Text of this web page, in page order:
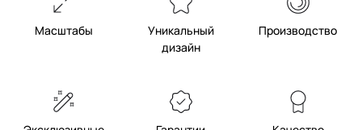
Масштабы
Уникальный
дизайн
Производство